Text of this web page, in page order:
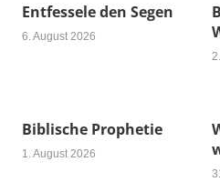
Entfessele den Segen
6. August 2026
Biblische Prophetie
1. August 2026